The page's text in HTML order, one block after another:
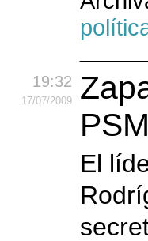
19:32
17/07/2009
El